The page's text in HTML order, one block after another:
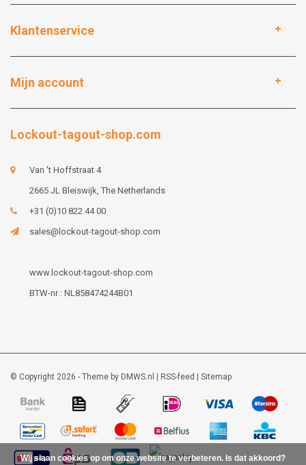
Klantenservice
Mijn account
Lockout-tagout-shop.com
Van 't Hoffstraat 4
2665 JL Bleiswijk, The Netherlands
+31 (0)10 822 44 00
sales@lockout-tagout-shop.com
www.lockout-tagout-shop.com
BTW-nr : NL858474244B01
© Copyright 2026 - Theme by DMWS.nl RSS-feed Sitemap
Wij slaan cookies op om onze website te verbeteren. Is dat akkoord?